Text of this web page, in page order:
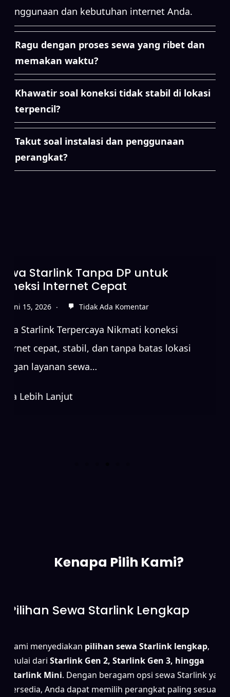
penggunaan dan kebutuhan internet Anda.
Ragu dengan proses sewa yang ribet dan
memakan waktu?
Khawatir soal koneksi tidak stabil di lokasi
terpencil?
Takut soal instalasi dan penggunaan
perangkat?
Starlink Tanpa DP untuk
Internet Cepat
Juni 15, 2026 Tidak Ada Komentar
Starlink Terpercaya Nikmati koneksi
cepat, stabil, dan tanpa batas lokasi
layanan sewa…
Lebih Lanjut
Kenapa Pilih Kami?
Pilihan Sewa Starlink Lengkap
Kami menyediakan pilihan sewa Starlink lengkap,
mulai dariStarlink Gen 2, Starlink Gen 3, hingga
Starlink Mini. Dengan beragam opsi sewa Starlink yang
tersedia, Anda dapat memilih perangkat paling sesuai